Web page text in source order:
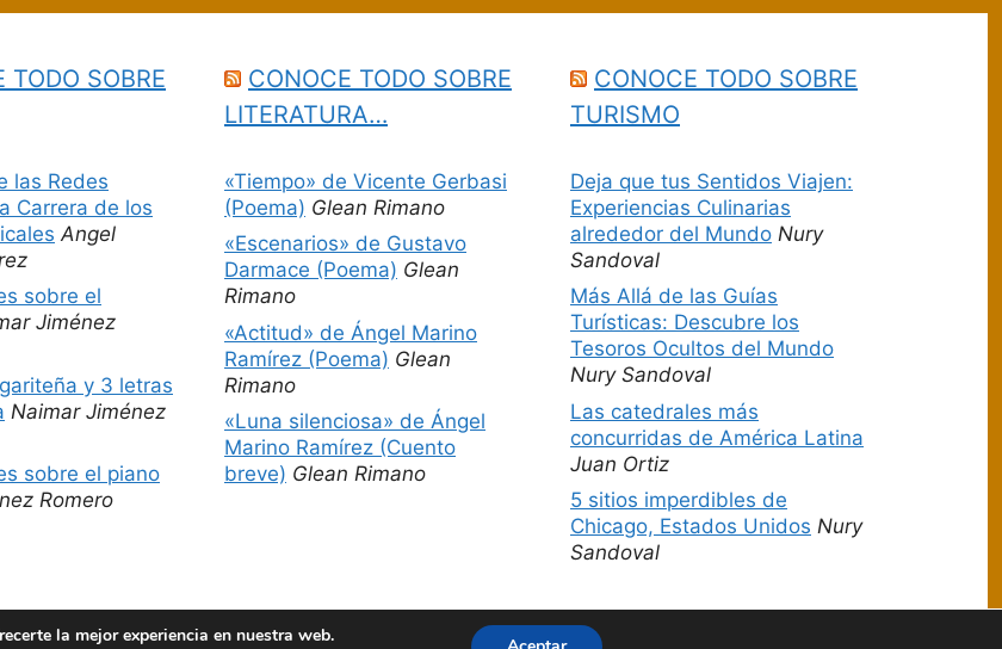
TODO SOBRE
las Redes
Carrera de los
Angel
sobre el
Jiménez
y 3 letras
Naimar Jiménez
sobre el piano
Romero
CONOCE TODO SOBRE
LITERATURA…
«Tiempo» de Vicente Gerbasi
(Poema) Glean Rimano
«Escenarios» de Gustavo
Darmace (Poema) Glean
Rimano
«Actitud» de Ángel Marino
Ramírez (Poema) Glean
Rimano
«Luna silenciosa» de Ángel
Marino Ramírez (Cuento
breve) Glean Rimano
CONOCE TODO SOBRE
TURISMO
Deja que tus Sentidos Viajen:
Experiencias Culinarias
alrededor del Mundo Nury
Sandoval
Más Allá de las Guías
Turísticas: Descubre los
Tesoros Ocultos del Mundo
Nury Sandoval
Las catedrales más
concurridas de América Latina
Juan Ortiz
5 sitios imperdibles de
Chicago, Estados Unidos Nury
Sandoval
la mejor experiencia en nuestra web.